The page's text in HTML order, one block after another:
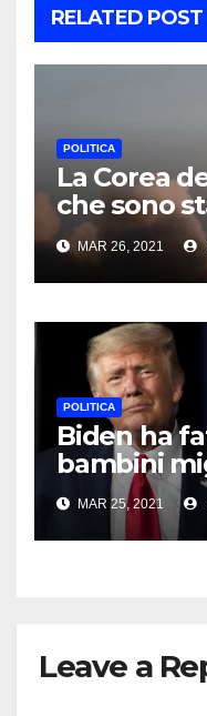
RELATED POST
POLITICA
La Corea
che sono
missili a
MAR 26, 2021
POLITICA
Biden ha
bambini
MAR 25, 2021
Leave a